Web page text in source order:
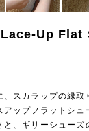
Up Flat
スカラップの縁取
ップフラットシュ
、ギリーシューズ